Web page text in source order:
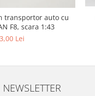
transportor auto cu
F8, scara 1:43
Lei
NEWSLETTER